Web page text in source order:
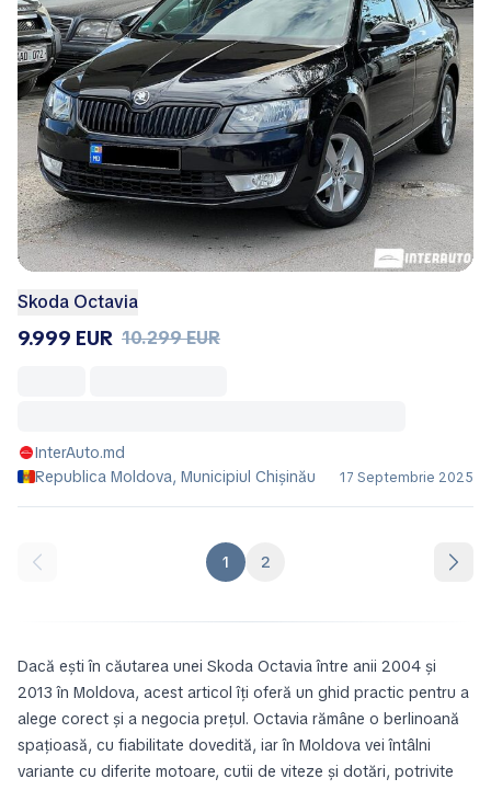
Skoda Octavia
9.999 EUR 10.299 EUR
InterAuto.md
Republica Moldova, Municipiul Chișinău
17 Septembrie 2025
1 2
Dacă ești în căutarea unei Skoda Octavia între anii 2004 și
2013 în Moldova, acest articol îți oferă un ghid practic pentru a
alege corect și a negocia prețul. Octavia rămâne o berlinoană
spațioasă, cu fiabilitate dovedită, iar în Moldova vei întâlni
variante cu diferite motoare, cutii de viteze și dotări, potrivite